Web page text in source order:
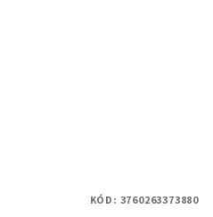
KÓD: 3760263373880